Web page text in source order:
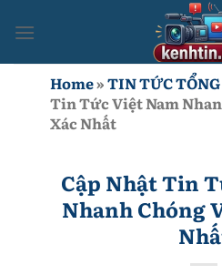
qua
Home»TIN TỨC
Tin Tức Việt Nam
Xác Nhất
Cập Nhật Tin
Nhanh Chóng